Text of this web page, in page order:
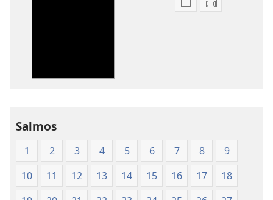
Opciones
de
Santas
Escrituras
Opciones
de
Santas
Escrituras
Salmos
1 2 3 4 5 6 7 8
9
10
11 12 13 14 15 16 17
18